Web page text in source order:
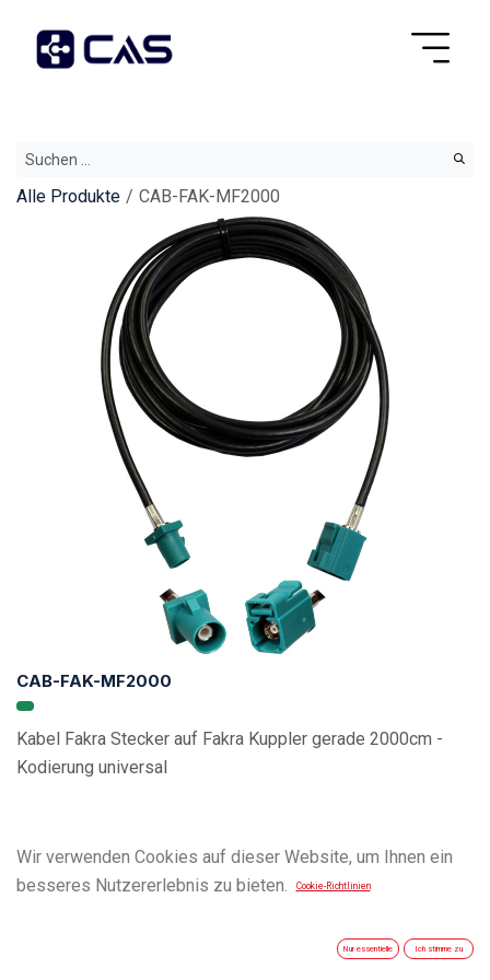
Alle Produkte CAB-FAK-MF2000
CAB-FAK-MF2000
Kabel Fakra Stecker auf Fakra Kuppler gerade 2000cm -
Kodierung universal
Wir verwenden Cookies auf dieser Website, um Ihnen ein
besseres Nutzererlebnis zu bieten.
Cookie-Richtlinien
Nur essentielle Ich stimme zu